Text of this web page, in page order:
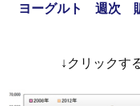
ヨーグルト 週次 販
↓クリックす